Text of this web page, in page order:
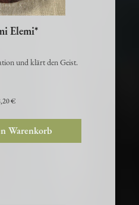
Elemi*
und klärt den Geist.
€
Warenkorb